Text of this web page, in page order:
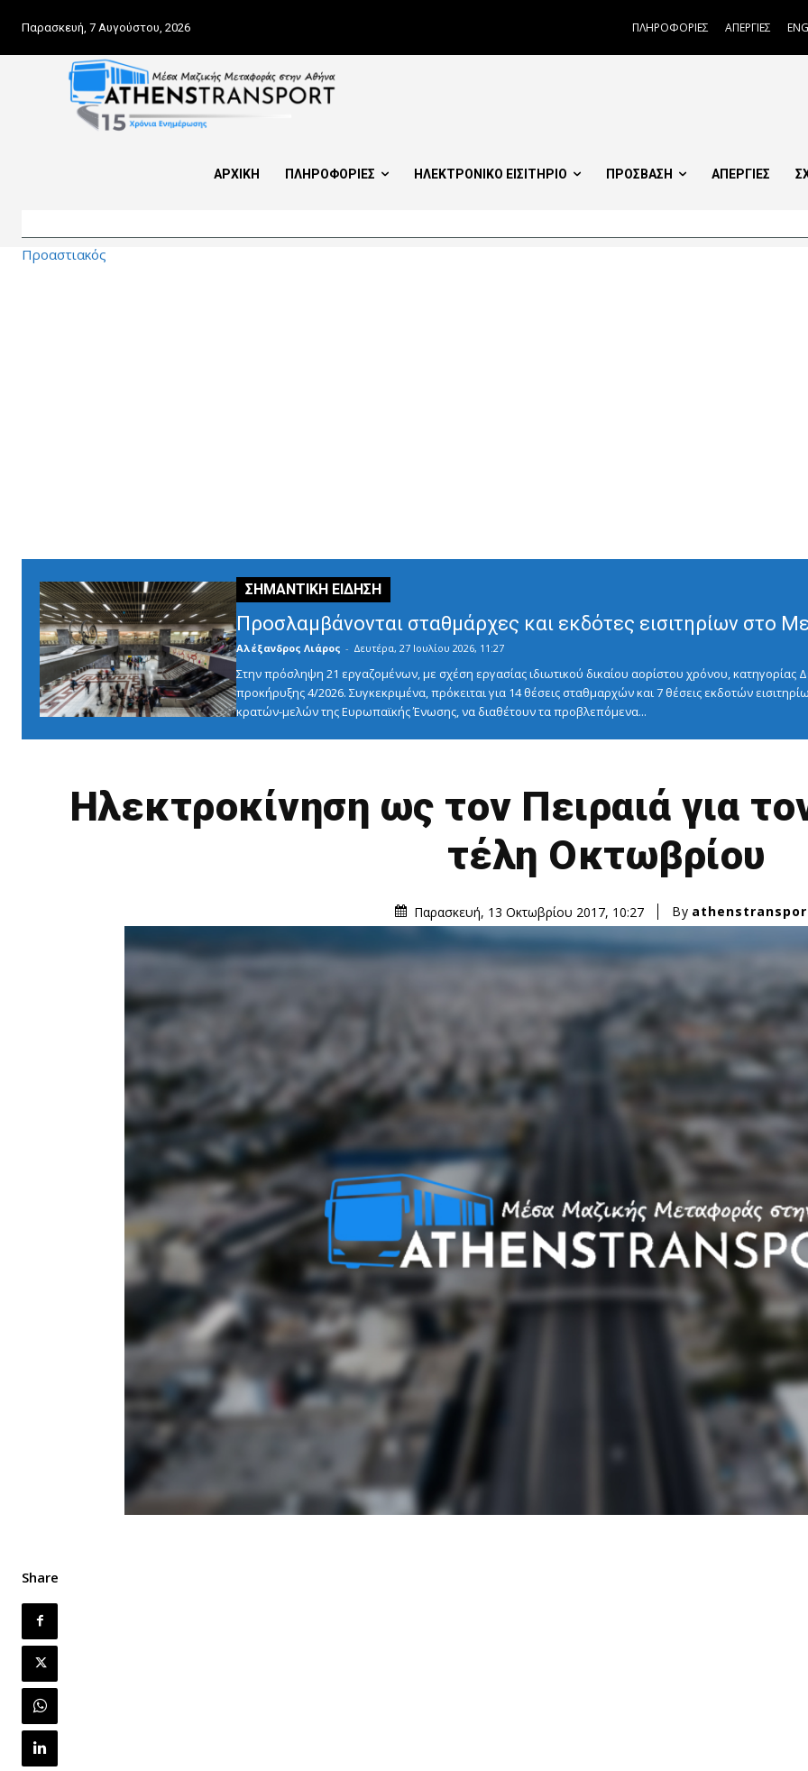
Παρασκευή, 7 Αυγούστου, 2026 ΠΛΗΡΟΦΟΡΙΕΣ ΑΠΕΡΓΙΕΣ
ΑΡΧΙΚΗ ΠΛΗΡΟΦΟΡΙΕΣ ΗΛΕΚΤΡΟΝΙΚΟ ΕΙΣΙΤΗΡΙΟ ΠΡΟΣΒΑΣΗ ΑΠΕΡΓΙΕΣ
Προαστιακός
Προσλαμβάνονται σταθμάρχες και εκδότες εισιτηρίων στο
Αλέξανδρος Λιάρος - Δευτέρα, 27 Ιουλίου 2026, 11:27
Στην πρόσληψη 21 εργαζομένων, με σχέση εργασίας ιδιωτικού δικαίου αορίστου χρόνου,
προκήρυξης 4/2026. Συγκεκριμένα, πρόκειται για 14 θέσεις σταθμαρχών και 7 θέσεις εκδοτών
κρατών-μελών της Ευρωπαϊκής Ένωσης, να διαθέτουν τα προβλεπόμενα...
Ηλεκτροκίνηση ως τον Πειραιά για
τέλη Οκτωβρίου
Παρασκευή, 13 Οκτωβρίου 2017, 10:27 By
Share